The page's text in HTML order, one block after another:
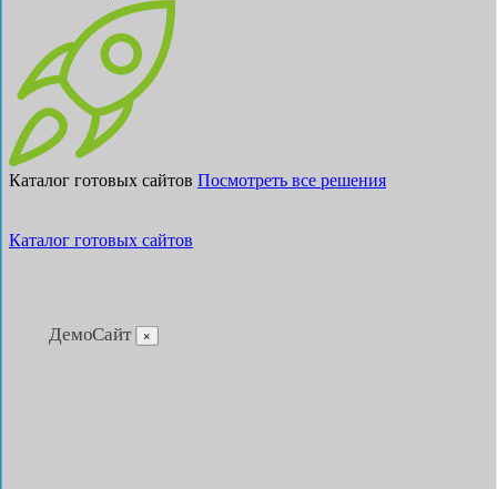
Каталог готовых сайтов Посмотреть все решения
Каталог готовых сайтов
ДемоСайт ×